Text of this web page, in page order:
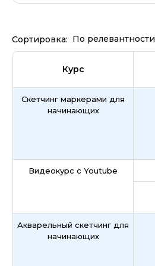
Сортировка: По релевантности
Курс
Скетчинг маркерами для
начинающих
Видеокурс с Youtube
Акварельный скетчинг для
начинающих